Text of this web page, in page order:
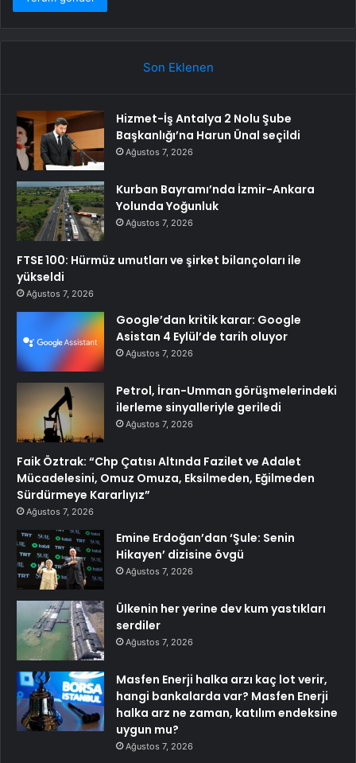
Son Eklenen
Hizmet-İş Antalya 2 Nolu Şube
Başkanlığı’na Harun Ünal seçildi
Ağustos 7, 2026
Kurban Bayramı’nda İzmir-Ankara
Yolunda Yoğunluk
Ağustos 7, 2026
FTSE 100: Hürmüz umutları ve şirket bilançoları ile
yükseldi
Ağustos 7, 2026
Google’dan kritik karar: Google
Asistan 4 Eylül’de tarih oluyor
Ağustos 7, 2026
Petrol, İran-Umman görüşmelerindeki
ilerleme sinyalleriyle geriledi
Ağustos 7, 2026
Faik Öztrak: “Chp Çatısı Altında Fazilet ve Adalet
Mücadelesini, Omuz Omuza, Eksilmeden, Eğilmeden
Sürdürmeye Kararlıyız”
Ağustos 7, 2026
Emine Erdoğan’dan ‘Şule: Senin
Hikayen’ dizisine övgü
Ağustos 7, 2026
Ülkenin her yerine dev kum yastıkları
serdiler
Ağustos 7, 2026
Masfen Enerji halka arzı kaç lot verir,
hangi bankalarda var? Masfen Enerji
halka arz ne zaman, katılım endeksine
uygun mu?
Ağustos 7, 2026